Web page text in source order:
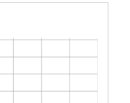
1,084万円
1,382万円